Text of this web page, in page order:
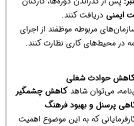
ایمنی دریافت کنند.
مربوطه موظفند از اجرای
در محیط‌های کاری نظارت کنند.
کاهش حوادث شغلی
می‌توان شاهدکاهش چشمگیر
پرسنل و بهبود فرهنگ
که به این موضوع اهمیت